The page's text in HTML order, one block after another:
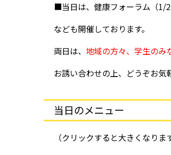
■当日は、健康フォーラム（1/
なども開催しております。
両日は、地域の方々、学生のみ
お誘い合わせの上、どうぞお気
当日のメニュー
（クリックすると大きくなりま